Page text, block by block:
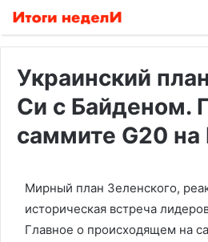
Украинский
Си с Байденом.
саммите G20 на
Мирный план Зеленского,
историческая встреча
Главное о происходящем на